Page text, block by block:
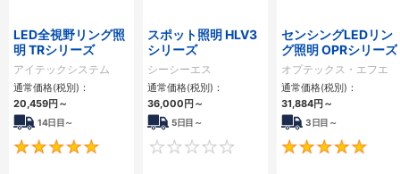
LED全視野リング照
明 TRシリーズ
アイテックシステム
通常価格(税別)：
20,459円 ～
14日目～
5
スポット照明 HLV3
シリーズ
シーシーエス
通常価格(税別)：
36,000 円 ～
5日目～
0
センシングLEDリン
グ照明 OPRシリーズ
オプテックス・エフエ
ー
通常価格(税別)：
31,884円 ～
3日目～